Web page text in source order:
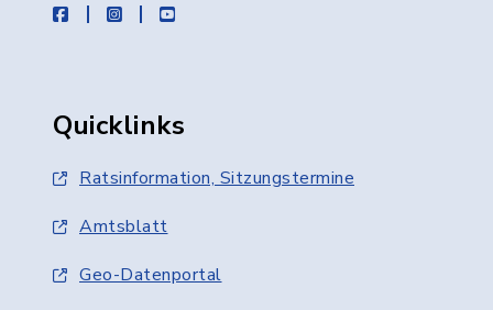
facebookinstagramyoutube
Quicklinks
Ratsinformation, Sitzungstermine
Amtsblatt
Geo-Datenportal